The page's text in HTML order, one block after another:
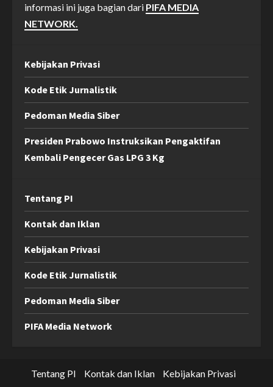
informasi ini juga bagian dari PIFA MEDIA
NETWORK.
Kebijakan Privasi
Kode Etik Jurnalistik
Pedoman Media Siber
Presiden Prabowo Instruksikan Pengaktifan
Kembali Pengecer Gas LPG 3 Kg
Tentang PI
Kontak dan Iklan
Kebijakan Privasi
Kode Etik Jurnalistik
Pedoman Media Siber
PIFA Media Network
Tentang PI Kontak dan Iklan
Kebijakan Privasi